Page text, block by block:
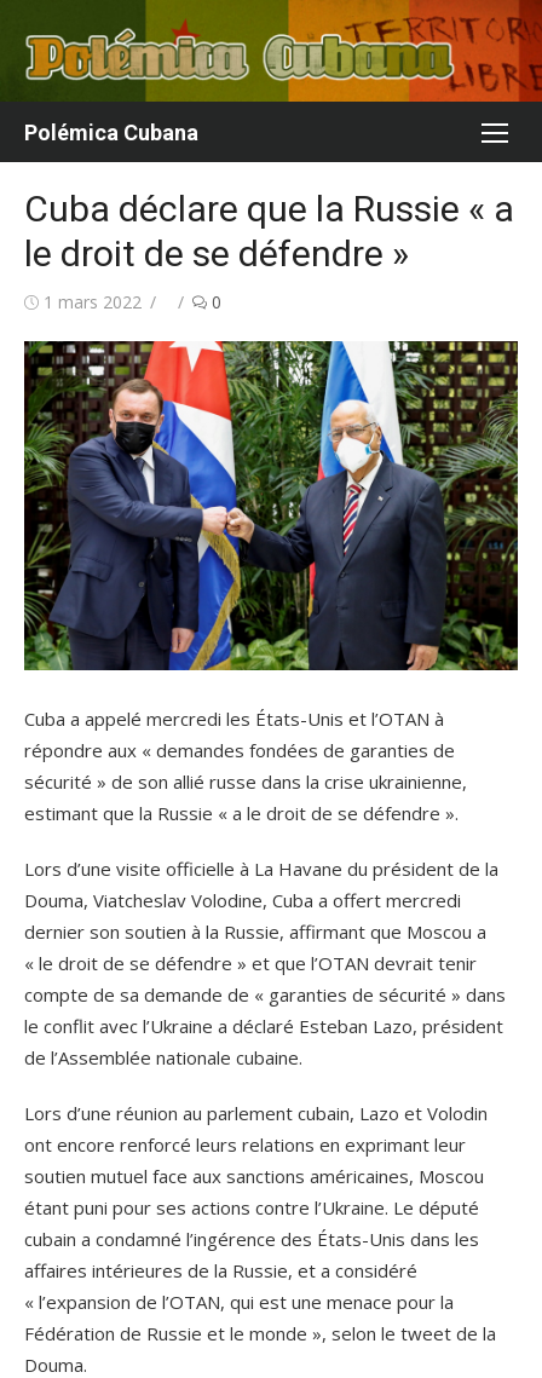
contenu
Polémica Cubana
Cuba déclare que la Russie « a
le droit de se défendre »
Publié1 mars 2022 Auteur/autrice
0
Cuba a appelé mercredi les États-Unis et l’OTAN à
répondre aux « demandes fondées de garanties de
sécurité » de son allié russe dans la crise ukrainienne,
estimant que la Russie « a le droit de se défendre ».
Lors d’une visite officielle à La Havane du président de la
Douma, Viatcheslav Volodine, Cuba a offert mercredi
dernier son soutien à la Russie, affirmant que Moscou a
« le droit de se défendre » et que l’OTAN devrait tenir
compte de sa demande de « garanties de sécurité » dans
le conflit avec l’Ukraine a déclaré Esteban Lazo, président
de l’Assemblée nationale cubaine.
Lors d’une réunion au parlement cubain, Lazo et Volodin
ont encore renforcé leurs relations en exprimant leur
soutien mutuel face aux sanctions américaines, Moscou
étant puni pour ses actions contre l’Ukraine. Le député
cubain a condamné l’ingérence des États-Unis dans les
affaires intérieures de la Russie, et a considéré
« l’expansion de l’OTAN, qui est une menace pour la
Fédération de Russie et le monde », selon le tweet de la
Douma.